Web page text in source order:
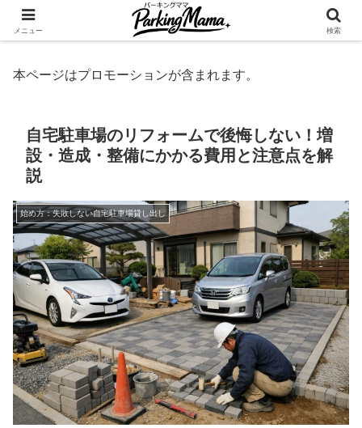
✨空き家・自宅の駐車場を貸してゆとりget🍵
本ページはプロモーションが含まれます。
自宅駐車場のリフォームで後悔しない！増
設・造成・整備にかかる費用と注意点を解
説
始め方：失敗しない自宅駐車場貸し出し
メニュー 検索